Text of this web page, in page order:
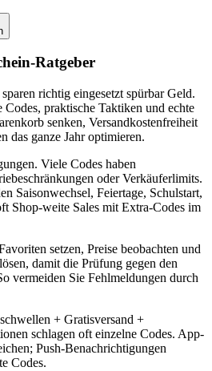
Ratgeber
richtig eingesetzt spürbar Geld.
Codes, praktische Taktiken und echte
senken, Versandkostenfreiheit
das ganze Jahr optimieren.
Viele Codes haben
oder Verkäuferlimits.
Saisonwechsel, Feiertage, Schulstart,
Shop-weite Sales mit Extra-Codes im
setzen, Preise beobachten und
damit die Prüfung gegen den
vermeiden Sie Fehlmeldungen durch
+ Gratisversand +
schlagen oft einzelne Codes. App-
Push-Benachrichtigungen
Codes.